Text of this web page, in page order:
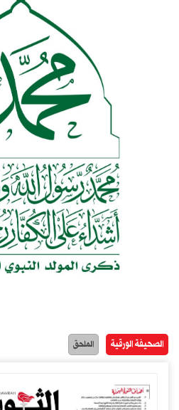
الصحيفة الورقية الملحق